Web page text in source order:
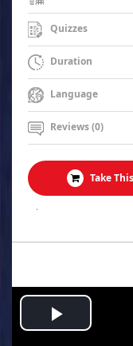
Quizzes
Duration
Language
Reviews (0)
Take
.
Play